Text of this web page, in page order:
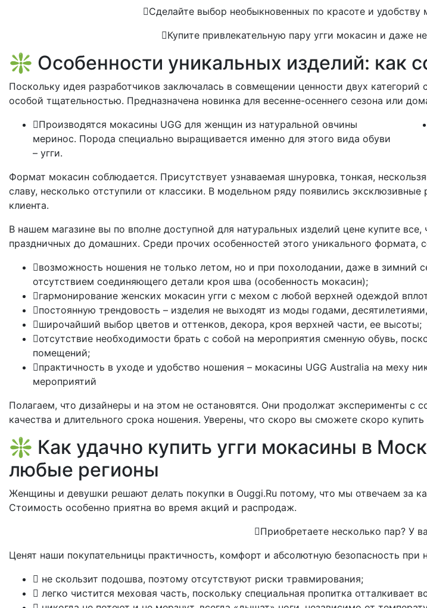
Сделайте выбор необыкновенных по красоте и удобству
Купите привлекательную пару угги мокасин и даже
❇️ Особенности уникальных изделий: как
Поскольку идея разработчиков заключалась в совмещении ценности двух
особой тщательностью. Предназначена новинка для весенне-осеннего сезона или
Производятся мокасины UGG для женщин из натуральной овчины
меринос. Порода специально выращивается именно для этого вида обуви
– угги.
Формат мокасин соблюдается. Присутствует узнаваемая шнуровка, тонкая,
славу, несколько отступили от классики. В модельном ряду появились
клиента.
В нашем магазине вы по вполне доступной для натуральных изделий цене купите
праздничных до домашних. Среди прочих особенностей этого уникального
возможность ношения не только летом, но и при похолодании, даже в зимний
отсутствием соединяющего детали кроя шва (особенность мокасин);
гармонирование женских мокасин угги с мехом с любой верхней одеждой
постоянную трендовость – изделия не выходят из моды годами,
широчайший выбор цветов и оттенков, декора, кроя верхней части, ее высоты;
отсутствие необходимости брать с собой на мероприятия сменную обувь,
помещений;
практичность в уходе и удобство ношения – мокасины UGG Australia на меху
мероприятий
Полагаем, что дизайнеры и на этом не остановятся. Они продолжат эксперименты с
качества и длительного срока ношения. Уверены, что скоро вы сможете скоро
❇️ Как удачно купить угги мокасины в
любые регионы
Женщины и девушки решают делать покупки в Ouggi.Ru потому, что мы отвечаем за
Стоимость особенно приятна во время акций и распродаж.
Приобретаете несколько пар? У
Ценят наши покупательницы практичность, комфорт и абсолютную безопасность
не скользит подошва, поэтому отсутствуют риски травмирования;
легко чистится меховая часть, поскольку специальная пропитка отталкивает